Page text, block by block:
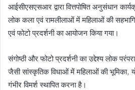
आईसीएसएसआर द्वारा वित्तपोषित अनुसंधान
लोक कला एवं रामलीलाओं में महिलाओं की
एवं फोटो प्रदर्शनी का आयोजन किया गया।
संगोष्ठी और फोटो प्रदर्शनी का उद्देश्य लोक
जैसी सांस्कृतिक विधाओं में महिलाओं की भूमिका,
गंभीर विमर्श स्थापित करना है।